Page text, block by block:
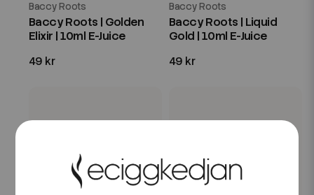
Baccy Roots
Baccy Roots | Golden
Elixir | 10ml E-Juice
49 kr
Baccy Roots
Baccy Roots | Liquid
Gold | 10ml E-Juice
49 kr